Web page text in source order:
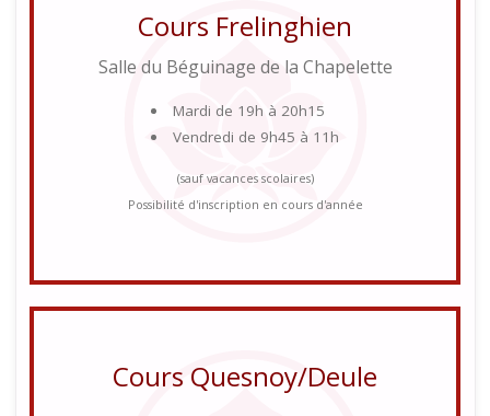
Cours Frelinghien
Salle du Béguinage de la Chapelette
Mardi de 19h à 20h15
Vendredi de 9h45 à 11h
(sauf vacances scolaires)
Possibilité d'inscription en cours d'année
Cours Quesnoy/Deule